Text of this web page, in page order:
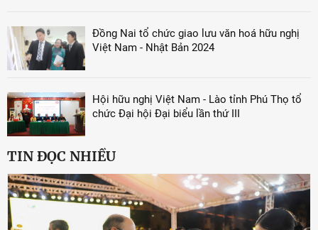
Đồng Nai tổ chức giao lưu văn hoá hữu nghị
Việt Nam - Nhật Bản 2024
Hội hữu nghị Việt Nam - Lào tỉnh Phú Thọ tổ
chức Đại hội Đại biểu lần thứ III
TIN ĐỌC NHIỀU